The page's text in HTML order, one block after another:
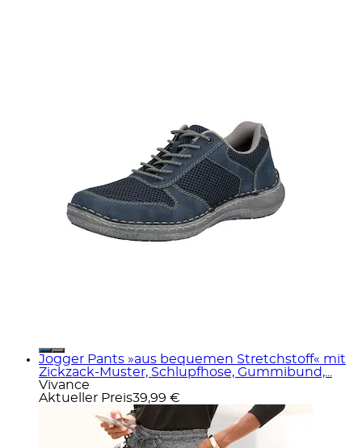
Jogger Pants »aus bequemen Stretchstoff« mit
Zickzack-Muster, Schlupfhose, Gummibund,...
Vivance
Aktueller Preis39,99 €